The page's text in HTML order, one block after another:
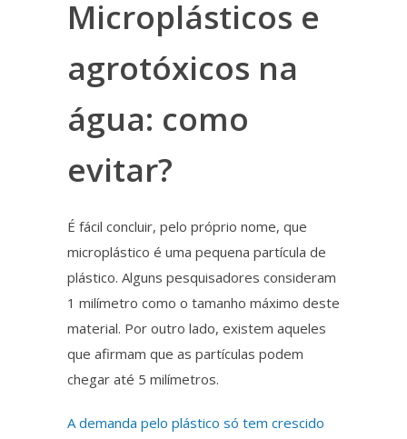
Microplásticos e
agrotóxicos na
água: como
evitar?
É fácil concluir, pelo próprio nome, que
microplástico é uma pequena partícula de
plástico. Alguns pesquisadores consideram
1 milímetro como o tamanho máximo deste
material. Por outro lado, existem aqueles
que afirmam que as partículas podem
chegar até 5 milímetros.
A demanda pelo plástico só tem crescido